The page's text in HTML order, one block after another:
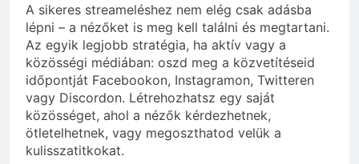
A sikeres streameléshez nem elég csak adásba
lépni – a nézőket is meg kell találni és megtartani.
Az egyik legjobb stratégia, ha aktív vagy a
közösségi médiában: oszd meg a közvetítéseid
időpontját Facebookon, Instagramon, Twitteren
vagy Discordon. Létrehozhatsz egy saját
közösséget, ahol a nézők kérdezhetnek,
ötletelhetnek, vagy megoszthatod velük a
kulisszatitkokat.